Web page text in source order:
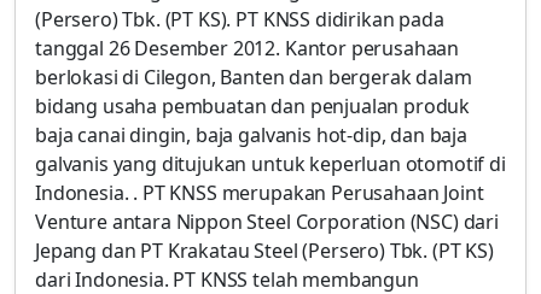
(Persero) Tbk. (PT KS). PT KNSS didirikan pada
tanggal 26 Desember 2012. Kantor perusahaan
berlokasi di Cilegon, Banten dan bergerak dalam
bidang usaha pembuatan dan penjualan produk
baja canai dingin, baja galvanis hot-dip, dan baja
galvanis yang ditujukan untuk keperluan otomotif di
Indonesia. . PT KNSS merupakan Perusahaan Joint
Venture antara Nippon Steel Corporation (NSC) dari
Jepang dan PT Krakatau Steel (Persero) Tbk. (PT KS)
dari Indonesia. PT KNSS telah membangun